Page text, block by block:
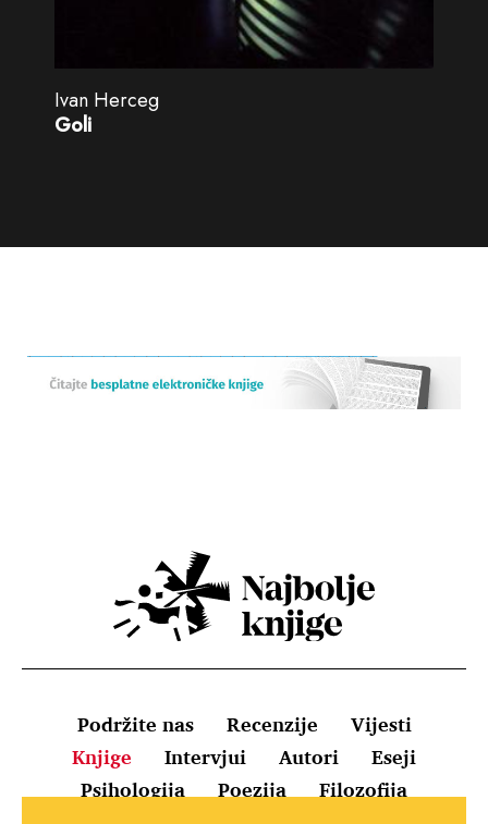
Ivan Herceg
Goli
Podržite nas Recenzije
Vijesti
Knjige
Intervjui Autori
Eseji
Psihologija
Poezija Filozofija